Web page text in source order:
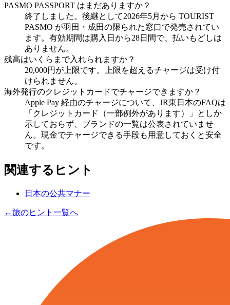
PASMO PASSPORT はまだありますか？
終了しました。後継として2026年5月から TOURIST
PASMO が羽田・成田の限られた窓口で発売されてい
ます。有効期間は購入日から28日間で、払いもどしは
ありません。
残高はいくらまで入れられますか？
20,000円が上限です。上限を超えるチャージは受け付
けられません。
海外発行のクレジットカードでチャージできますか？
Apple Pay 経由のチャージについて、JR東日本のFAQは
「クレジットカード（一部例外があります）」としか
示しておらず、ブランドの一覧は公表されていませ
ん。現金でチャージできる手段も用意しておくと安全
です。
関連するヒント
日本の公共マナー
←旅のヒント一覧へ